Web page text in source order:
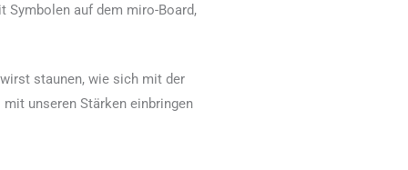
Symbolen auf dem miro-Board,
staunen, wie sich mit der
unseren Stärken einbringen